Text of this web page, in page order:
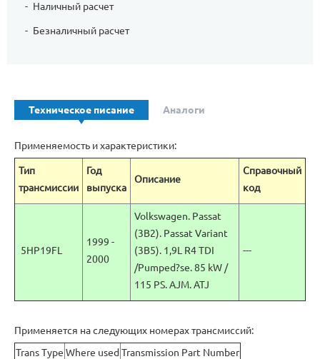
Наличный расчет
Безналичный расчет
Техническое писание Аналоги
Применяемость и характеристики:
Тип
трансмиссии
Год
выпуска
Описание
Справочный
код
5HP19FL
1999 -
2000
Volkswagen. Passat
(3B2). Passat Variant
(3B5). 1,9L R4 TDI
/Pumped?se. 85 kW /
115 PS. AJM. ATJ
---
Применяется на следующих номерах трансмиссий:
Trans Type Where used Transmission Part Number